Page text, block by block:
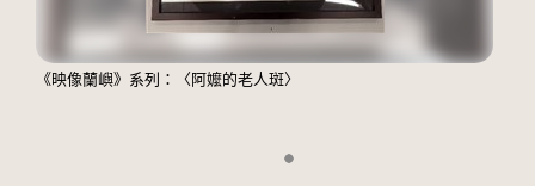
《映像蘭嶼》系列：〈阿嬤的老人斑〉